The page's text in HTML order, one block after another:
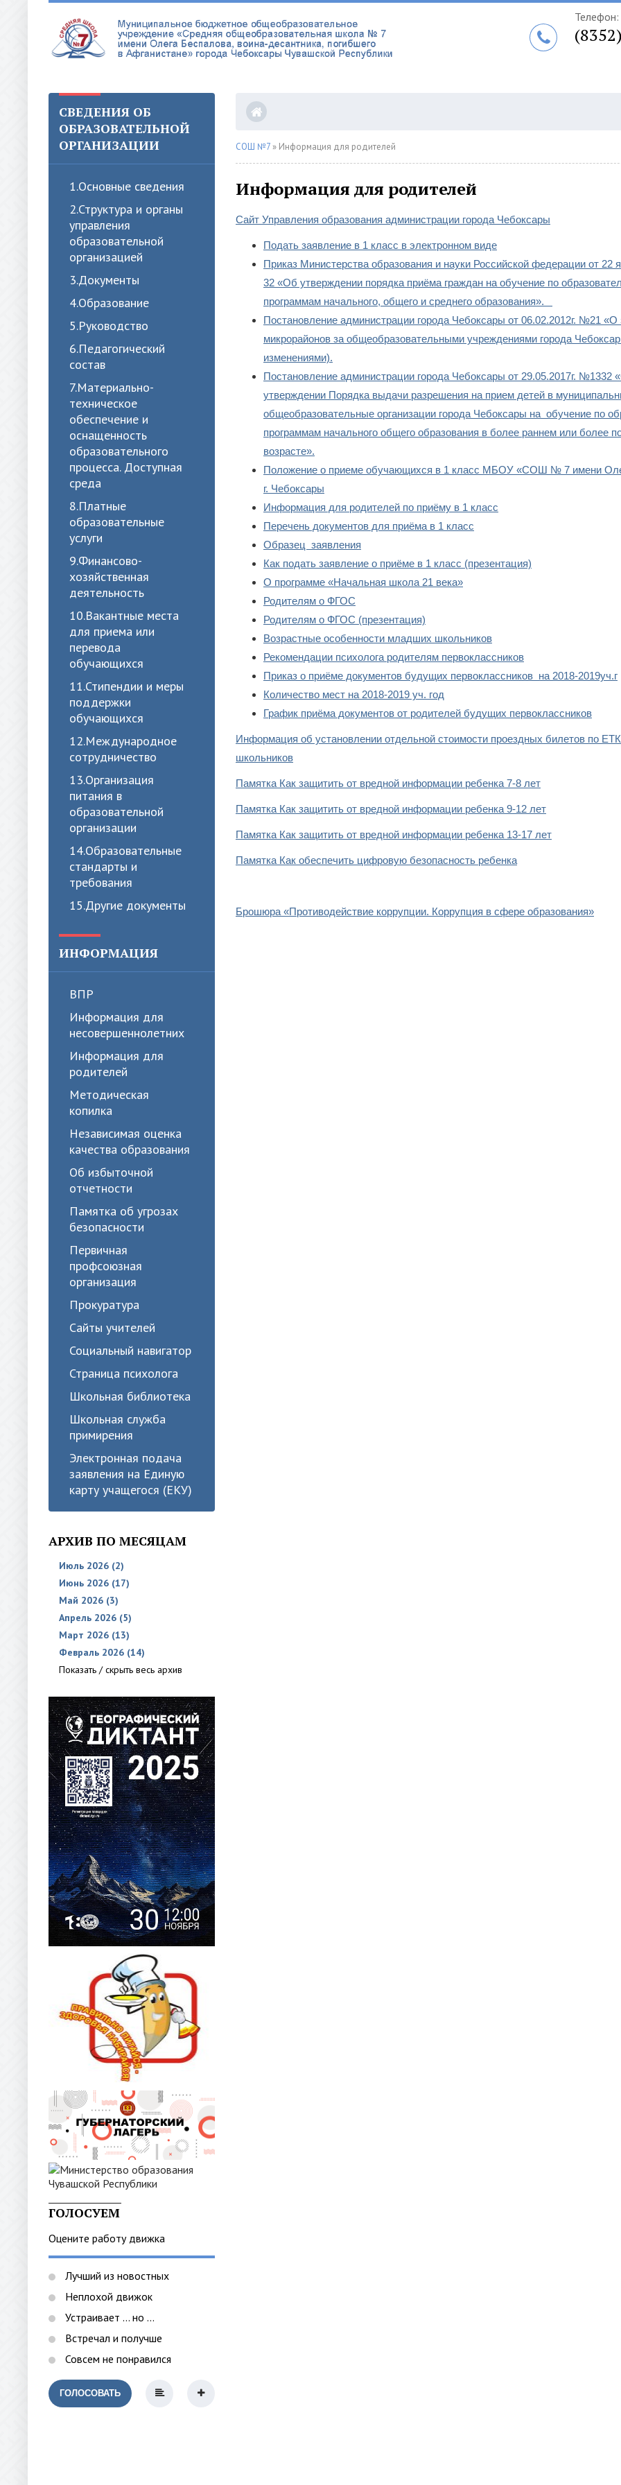
Телефон:
СВЕДЕНИЯ ОБ
ОБРАЗОВАТЕЛЬНОЙ
ОРГАНИЗАЦИИ
1.Oсновные сведения
2.Структура и органы
управления
образовательной
организацией
3.Документы
4.Образование
5.Руководство
6.Педагогический
состав
7.Материально-
техническое
обеспечение и
оснащенность
образовательного
процесса. Доступная
среда
8.Платные
образовательные
услуги
9.Финансово-
хозяйственная
деятельность
10.Вакантные места
для приема или
перевода
обучающихся
11.Стипендии и меры
поддержки
обучающихся
12.Международное
сотрудничество
13.Организация
питания в
образовательной
организации
14.Образовательные
стандарты и
требования
15.Другие документы
ИНФОРМАЦИЯ
ВПР
Информация для
несовершеннолетних
Информация для
родителей
Методическая
копилка
Независимая оценка
качества образования
Об избыточной
отчетности
Памятка об угрозах
безопасности
Первичная
профсоюзная
организация
Прокуратура
Сайты учителей
Социальный навигатор
Страница психолога
Школьная библиотека
Школьная служба
примирения
Электронная подача
заявления на Единую
карту учащегося (ЕКУ)
АРХИВ ПО МЕСЯЦАМ
Июль 2026 (2)
Июнь 2026 (17)
Май 2026 (3)
Апрель 2026 (5)
Март 2026 (13)
Февраль 2026 (14)
Показать / скрыть весь архив
ГОЛОСУЕМ
Оцените работу движка
Лучший из новостных
Неплохой движок
Устраивает ... но ...
Встречал и получше
Совсем не понравился
ГОЛОСОВАТЬ
СОШ №7 » Информация для родителей
Информация для родителей
Сайт Управления образования администрации города Чебоксары
Подать заявление в 1 класс в электронном виде
Приказ Министерства образования и науки Российской федерации от 22
32 «Об утверждении порядка приёма граждан на обучение по
программам начального, общего и среднего образования».
Постановление администрации города Чебоксары от 06.02.2012г. №21 «О
микрорайонов за общеобразовательными учреждениями города
изменениями).
Постановление администрации города Чебоксары от 29.05.2017г. №1332
утверждении Порядка выдачи разрешения на прием детей в
общеобразовательные организации города Чебоксары на обучение по
программам начального общего образования в более раннем или более
возрасте».
Положение о приеме обучающихся в 1 класс МБОУ «СОШ № 7 имени
г. Чебоксары
Информация для родителей по приёму в 1 класс
Перечень документов для приёма в 1 класс
Образец заявления
Как подать заявление о приёме в 1 класс (презентация)
О программе «Начальная школа 21 века»
Родителям о ФГОС
Родителям о ФГОС (презентация)
Возрастные особенности младших школьников
Рекомендации психолога родителям первоклассников
Приказ о приёме документов будущих первоклассников на 2018-2019уч.г
Количество мест на 2018-2019 уч. год
График приёма документов от родителей будущих первоклассников
Информация об установлении отдельной стоимости проездных билетов по
школьников
Памятка Как защитить от вредной информации ребенка 7-8 лет
Памятка Как защитить от вредной информации ребенка 9-12 лет
Памятка Как защитить от вредной информации ребенка 13-17 лет
Памятка Как обеспечить цифровую безопасность ребенка
Брошюра «Противодействие коррупции. Коррупция в сфере образования»